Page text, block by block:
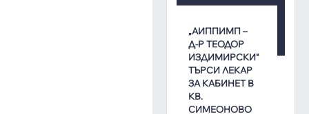
„АИППИМП –
Д-Р ТЕОДОР
ИЗДИМИРСКИ“
ТЪРСИ ЛЕКАР
ЗА КАБИНЕТ В
КВ.
СИМЕОНОВО